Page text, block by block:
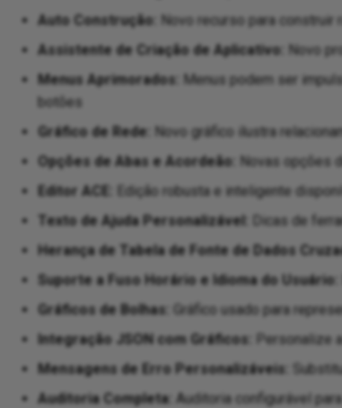
Auto Construção: Novo recurso para
Assistente de Criação de Aplicativo: Novo
Menus Aprimorados: Menus podem ser
botões
Gráfico de Rede: Novo gráfico ilustra
Opções de Abas e Acordeão: Novas opções
Editor ACE:
Edição robusta e inteligente
Texto de Ajuda Personalizável:
Dicas de
Herança de Tabela de Fonte de Dados
Suporte a Fuso Horário e Idioma do Usuário:
Gráficos de Bolhas:
Gráfico usado para
Integração JSON com Gráficos:
Personalize
Mensagens de Erro Personalizáveis:
Auditoria Completa: Auditoria configurável